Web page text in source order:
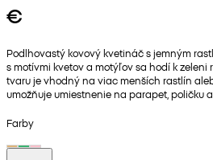
€
Podlhovastý kovový kvetináč s jemným
s motívmi kvetov a motýľov sa hodí k
tvaru je vhodný na viac menších rastlín
umožňuje umiestnenie na parapet, poličku
Farby